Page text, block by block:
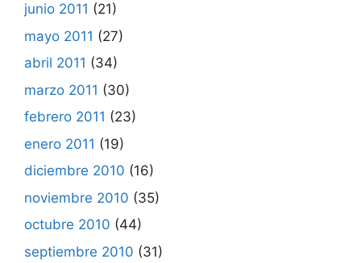
junio 2011 (21)
mayo 2011 (27)
abril 2011 (34)
marzo 2011 (30)
febrero 2011 (23)
enero 2011 (19)
diciembre 2010 (16)
noviembre 2010 (35)
octubre 2010 (44)
septiembre 2010 (31)